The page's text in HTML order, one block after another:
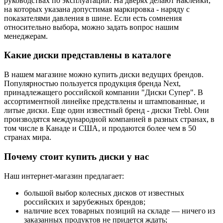
на которых указана допустимая маркировка - наряду с
показателями давления в шине. Если есть сомнения
относительно выбора, можно задать вопрос нашим
менеджерам.
Какие диски представлены в каталоге
В нашем магазине можно купить диски ведущих брендов.
Популярностью пользуется продукция бренда Next,
принадлежащего российской компании "Диски Супер". В
ассортиментной линейке предствлены и штампованные, и
литые диски. Еще один известный бренд - диски Trebl. Они
производятся международной компанией в разных странах, в
том числе в Канаде и США, и продаются более чем в 50
странах мира.
Почему стоит купить диски у нас
Наш интернет-магазин предлагает:
большой выбор колесных дисков от известных
российских и зарубежных брендов;
наличие всех товарных позиций на складе — ничего из
заказанных продуктов не придется ждать;